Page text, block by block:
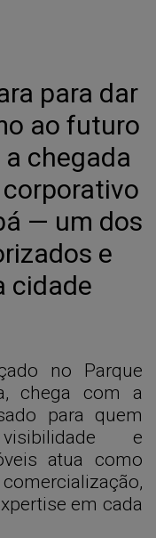
para dar
ao futuro
chegada
— um dos
e
cidade
no Parque
chega com a
para quem
e
atua como
em cada